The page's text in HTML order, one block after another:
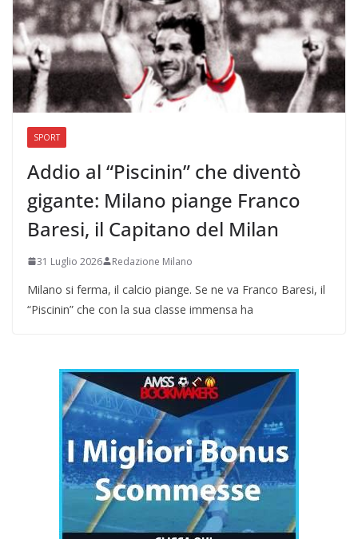
SPORT
Addio al “Piscinin” che diventò
gigante: Milano piange Franco
Baresi, il Capitano del Milan
31 Luglio 2026 Redazione Milano
Milano si ferma, il calcio piange. Se ne va Franco Baresi, il
“Piscinin” che con la sua classe immensa ha